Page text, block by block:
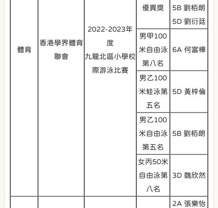
體育
香港學界體育
聯會
2022-2023年
度
九龍北區小學校
際游泳比賽
優異獎
5B 劉栢朗
5D 劉衍廷
男甲100
米自由泳
第八名
6A 何富樺
男乙100
米蛙泳第
五名
5D 黃梓倫
男乙100
米自由泳
第五名
5B 劉栢朗
女丙50米
自由泳第
八名
3D 魏欣然
2A 張樂怡